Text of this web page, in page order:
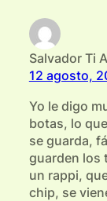
Salvador Ti
12 agosto,
Yo le digo
botas, lo
se guarda,
guarden los
un rappi,
chip, se